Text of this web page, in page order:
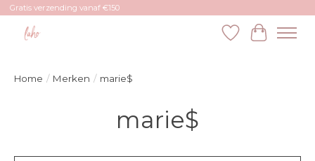
Gratis verzending vanaf €150
Verlanglijst
Home / Merken / marie$
marie$